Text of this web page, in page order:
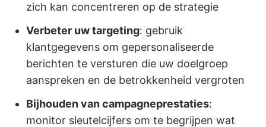
zich kan concentreren op de strategie
Verbeter uw targeting: gebruik
klantgegevens om gepersonaliseerde
berichten te versturen die uw doelgroep
aanspreken en de betrokkenheid vergroten
Bijhouden van campagneprestaties:
monitor sleutelcijfers om te begrijpen wat